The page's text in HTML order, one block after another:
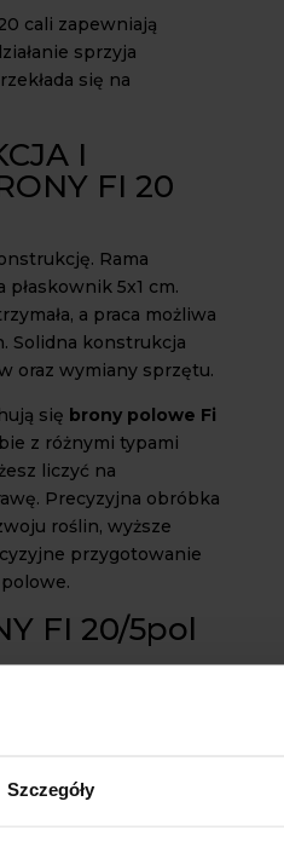
Szczegóły
cali zapewniają
sprzyja
się na
I
FI 20
Rama
5x1 cm.
a praca możliwa
Solidna konstrukcja
oraz wymiany sprzętu.
się brony polowe Fi
z różnymi typami
liczyć na
Precyzyjna obróbka
roślin, wyższe
przygotowanie
FI 20/5pol
się więcej o